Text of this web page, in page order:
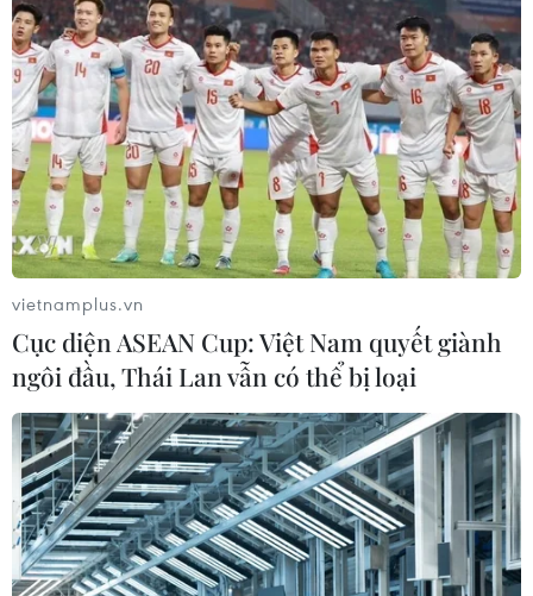
thác khoáng sản đang ảnh hưởng nghiêm trọng tới đời
sống của người dân trên toàn thế giới.
BP phải bồi thường thêm cho sự cố tràn
dầu tại Vịnh Mexico
16/01/2018 12:52
vietnamplus.vn
Cục diện ASEAN Cup: Việt Nam quyết giành
ngôi đầu, Thái Lan vẫn có thể bị loại